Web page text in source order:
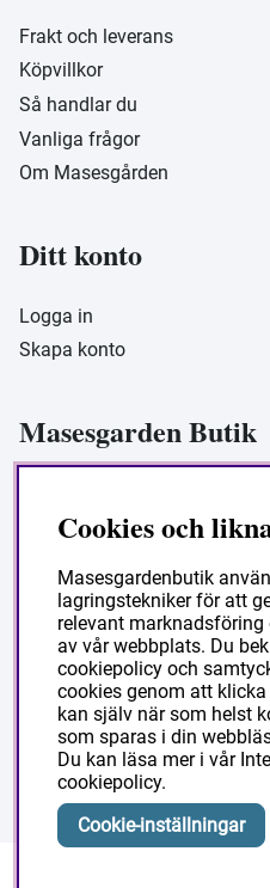
Frakt och leverans
Köpvillkor
Så handlar du
Vanliga frågor
Om Masesgården
Ditt konto
Logga in
Skapa konto
Masesgarden Butik
Siljansnäsvägen 211 Grytnäs
Org:556178-9297
Cookies och
Masesgardenbutik
lagringstekniker för att
relevant
av vår webbplats. Du
cookiepolicy och
cookies genom att
kan själv när som helst
som sparas i din
Du kan läsa mer i vår
cookiepolicy.
Cookie-inställningar